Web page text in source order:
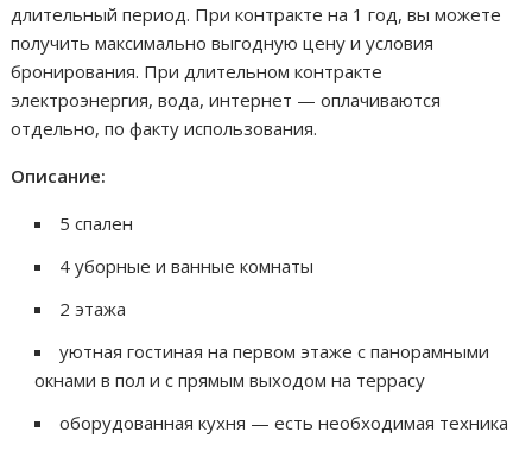
длительный период. При контракте на 1 год, вы можете
получить максимально выгодную цену и условия
бронирования. При длительном контракте
электроэнергия, вода, интернет — оплачиваются
отдельно, по факту использования.
Описание:
5 спален
4 уборные и ванные комнаты
2 этажа
уютная гостиная на первом этаже с панорамными
окнами в пол и с прямым выходом на террасу
оборудованная кухня — есть необходимая техника